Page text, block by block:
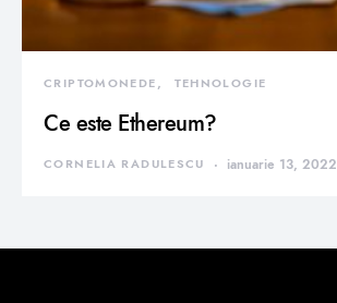
CRIPTOMONEDE TEHNOLOGIE
Ce este Ethereum?
CORNELIA RADULESCU ianuarie 13, 2022